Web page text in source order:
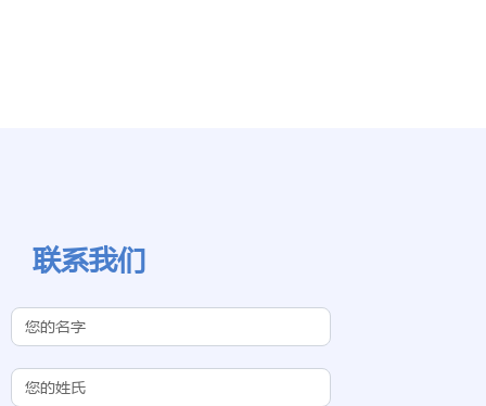
联系我们
Contact Us
(Chinese
Subdomain)